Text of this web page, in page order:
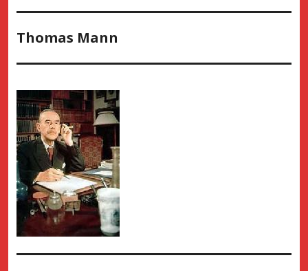
Thomas Mann